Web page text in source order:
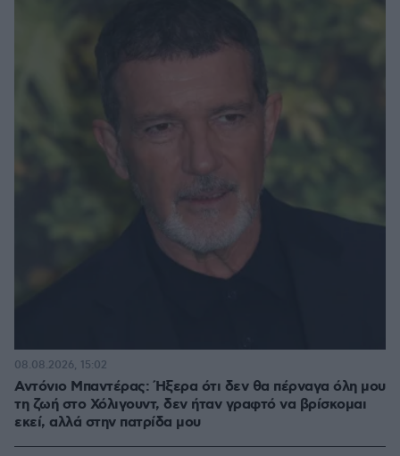
Αντόνιο Μπαντέρας: Ήξερα ότι δεν θα πέρναγα όλη μου
τη ζωή στο Χόλιγουντ, δεν ήταν γραφτό να βρίσκομαι
εκεί, αλλά στην πατρίδα μου
08.08.2026, 15:02